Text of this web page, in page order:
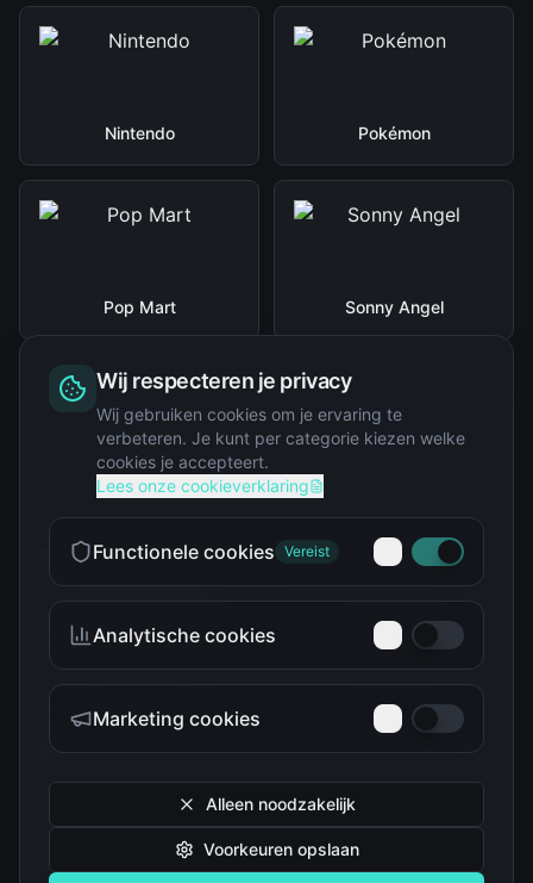
Nintendo Pokémon
Pop Mart Sonny Angel
Squishy
The Simpsons
Troetelbeertjes
Wij respecteren je privacy
Wij gebruiken cookies om je ervaring te
verbeteren. Je kunt per categorie kiezen welke
cookies je accepteert.
Lees onze cookieverklaring
Functionele cookies Vereist
Analytische cookies
Marketing cookies
Alleen noodzakelijk
Voorkeuren opslaan